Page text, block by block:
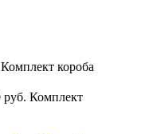
Комплект короба
Комплект